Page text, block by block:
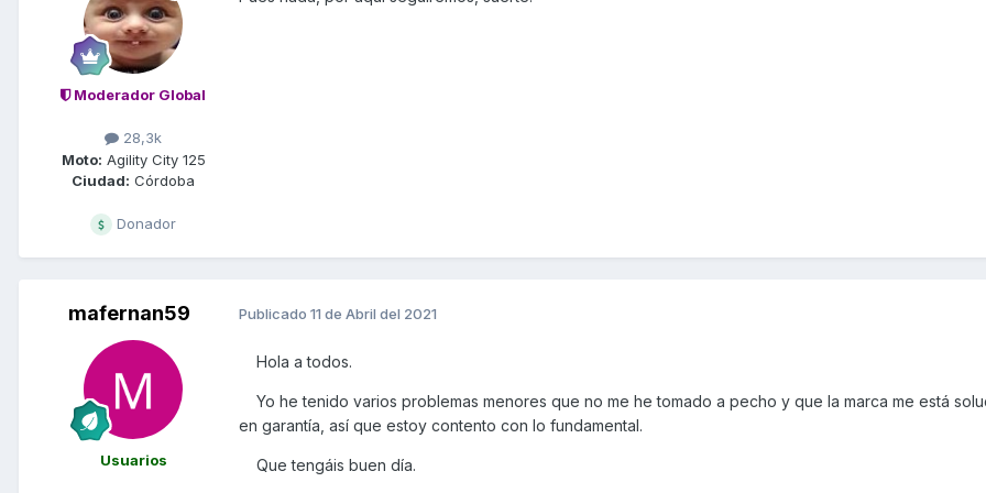
Moderador Global
28,3k
Moto: Agility City 125
Ciudad: Córdoba
Donador
mafernan59
Usuarios
Publicado 11 de Abril del 2021
Hola a todos.
Yo he tenido varios problemas menores que no me he tomado a pecho y que la marca me está
en garantía, así que estoy contento con lo fundamental.
Que tengáis buen día.